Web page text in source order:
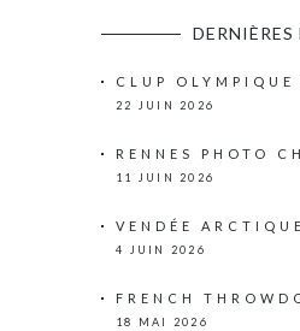
DERNIÈRES
CLUP OLYMPIQUE
22 JUIN 2026
RENNES PHOTO
11 JUIN 2026
VENDÉE ARCTIQUE
4 JUIN 2026
FRENCH
18 MAI 2026